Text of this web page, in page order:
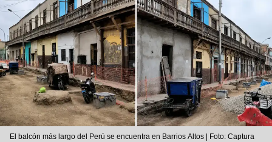
El balcón más largo del Perú se encuentra en Barrios Altos | Foto: Captura